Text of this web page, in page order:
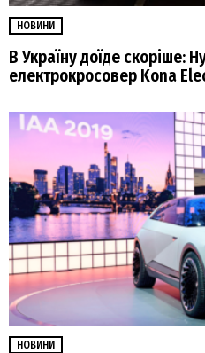
НОВИНИ
В Україну доїде скоріше:
електрокросовер Kona
НОВИНИ